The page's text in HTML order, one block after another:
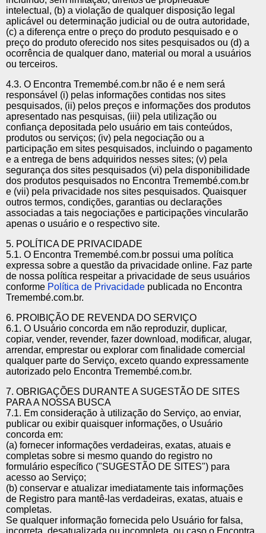
intelectual, (b) a violação de qualquer disposição legal
aplicável ou determinação judicial ou de outra autoridade,
(c) a diferença entre o preço do produto pesquisado e o
preço do produto oferecido nos sites pesquisados ou (d) a
ocorrência de qualquer dano, material ou moral a usuários
ou terceiros.
4.3. O Encontra Tremembé.com.br não é e nem será
responsável (i) pelas informações contidas nos sites
pesquisados, (ii) pelos preços e informações dos produtos
apresentado nas pesquisas, (iii) pela utilização ou
confiança depositada pelo usuário em tais conteúdos,
produtos ou serviços; (iv) pela negociação ou a
participação em sites pesquisados, incluindo o pagamento
e a entrega de bens adquiridos nesses sites; (v) pela
segurança dos sites pesquisados (vi) pela disponibilidade
dos produtos pesquisados no Encontra Tremembé.com.br
e (vii) pela privacidade nos sites pesquisados. Quaisquer
outros termos, condições, garantias ou declarações
associadas a tais negociações e participações vincularão
apenas o usuário e o respectivo site.
5. POLÍTICA DE PRIVACIDADE
5.1. O Encontra Tremembé.com.br possui uma política
expressa sobre a questão da privacidade online. Faz parte
de nossa política respeitar a privacidade de seus usuários
conforme Política de Privacidade publicada no Encontra
Tremembé.com.br.
6. PROIBIÇÃO DE REVENDA DO SERVIÇO
6.1. O Usuário concorda em não reproduzir, duplicar,
copiar, vender, revender, fazer download, modificar, alugar,
arrendar, emprestar ou explorar com finalidade comercial
qualquer parte do Serviço, exceto quando expressamente
autorizado pelo Encontra Tremembé.com.br.
7. OBRIGAÇÕES DURANTE A SUGESTÃO DE SITES
PARA A NOSSA BUSCA
7.1. Em consideração à utilização do Serviço, ao enviar,
publicar ou exibir quaisquer informações, o Usuário
concorda em:
(a) fornecer informações verdadeiras, exatas, atuais e
completas sobre si mesmo quando do registro no
formulário específico ("SUGESTÃO DE SITES") para
acesso ao Serviço;
(b) conservar e atualizar imediatamente tais informações
de Registro para mantê-las verdadeiras, exatas, atuais e
completas.
Se qualquer informação fornecida pelo Usuário for falsa,
incorreta, desatualizada ou incompleta, ou caso o Encontra